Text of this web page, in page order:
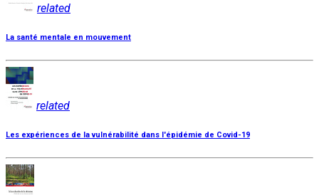
related
La santé mentale en mouvement
related
Les expériences de la vulnérabilité dans l'épidémie de Covid-19